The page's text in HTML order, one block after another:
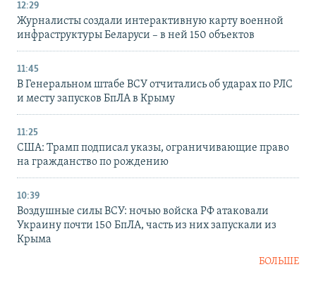
12:29
Журналисты создали интерактивную карту военной
инфраструктуры Беларуси – в ней 150 объектов
11:45
В Генеральном штабе ВСУ отчитались об ударах по РЛС
и месту запусков БпЛА в Крыму
11:25
США: Трамп подписал указы, ограничивающие право
на гражданство по рождению
10:39
Воздушные силы ВСУ: ночью войска РФ атаковали
Украину почти 150 БпЛА, часть из них запускали из
Крыма
БОЛЬШЕ